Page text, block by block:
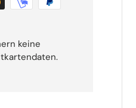
keine